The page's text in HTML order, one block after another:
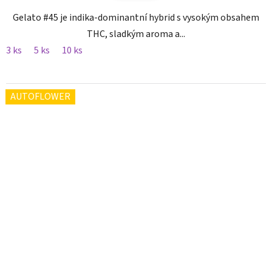
Gelato #45 je indika-dominantní hybrid s vysokým obsahem
THC, sladkým aroma a...
3 ks
5 ks 10 ks
AUTOFLOWER